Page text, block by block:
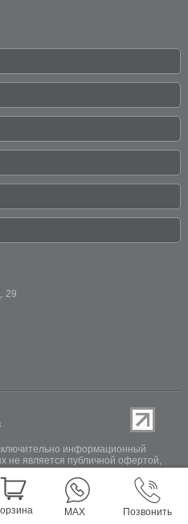
29
информационный
не является публичной офертой,
шин и дисков на сайте
в сутки, но не включает в себя
MAX Позвонить